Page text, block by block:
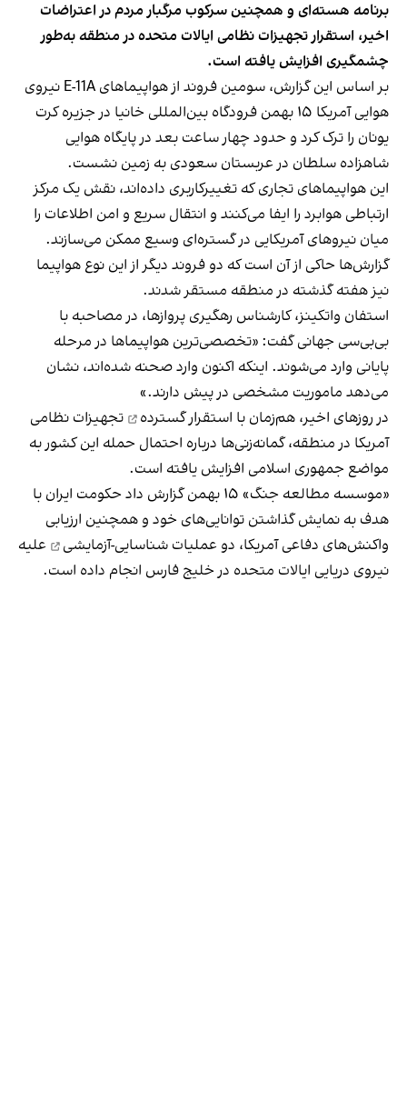
برنامه هسته‌ای و همچنین سرکوب مرگبار مردم در اعتراضات
اخیر، استقرار تجهیزات نظامی ایالات متحده در منطقه به‌طور
چشمگیری افزایش یافته است.
بر اساس این گزارش، سومین فروند از هواپیماهای E-11A نیروی
هوایی آمریکا ۱۵ بهمن فرودگاه بین‌المللی خانیا در جزیره کرت
یونان را ترک کرد و حدود چهار ساعت بعد در پایگاه هوایی
شاهزاده سلطان در عربستان سعودی به زمین نشست.
این هواپیماهای تجاری که تغییرکاربری‌ داده‌اند، نقش یک مرکز
ارتباطی هوابرد را ایفا می‌کنند و انتقال سریع و امن اطلاعات را
میان نیروهای آمریکایی در گستره‌ای وسیع ممکن می‌سازند.
گزارش‌ها حاکی از آن است که دو فروند دیگر از این نوع هواپیما
نیز هفته گذشته در منطقه مستقر شدند.
استفان واتکینز، کارشناس رهگیری پروازها، در مصاحبه با
بی‌بی‌سی جهانی گفت: «تخصصی‌ترین هواپیماها در مرحله
پایانی وارد می‌شوند. اینکه اکنون وارد صحنه شده‌اند، نشان
می‌دهد ماموریت مشخصی در پیش دارند.»
در روزهای اخیر، هم‌زمان با استقرار گسترده
تجهیزات نظامی
آمریکا در منطقه، گمانه‌زنی‌ها درباره احتمال حمله این کشور به
مواضع جمهوری اسلامی افزایش یافته است.
«موسسه مطالعه جنگ» ۱۵ بهمن گزارش داد حکومت ایران با
هدف به نمایش گذاشتن توانایی‌های خود و همچنین ارزیابی
واکنش‌های دفاعی آمریکا، دو عملیات شناسایی-آزمایشی
علیه
نیروی دریایی ایالات متحده در خلیج فارس انجام داده است.